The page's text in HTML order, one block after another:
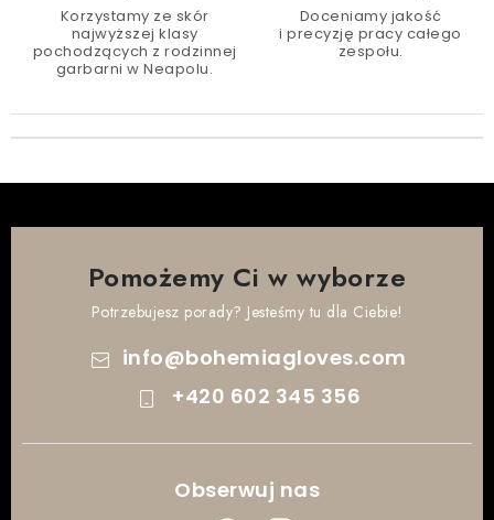
Korzystamy ze skór
najwyższej klasy
pochodzących z rodzinnej
garbarni w Neapolu.
Doceniamy jakość
i precyzję pracy całego
zespołu.
Pomożemy Ci w wyborze
Potrzebujesz porady? Jesteśmy tu dla Ciebie!
info@bohemiagloves.com
+420 602 345 356